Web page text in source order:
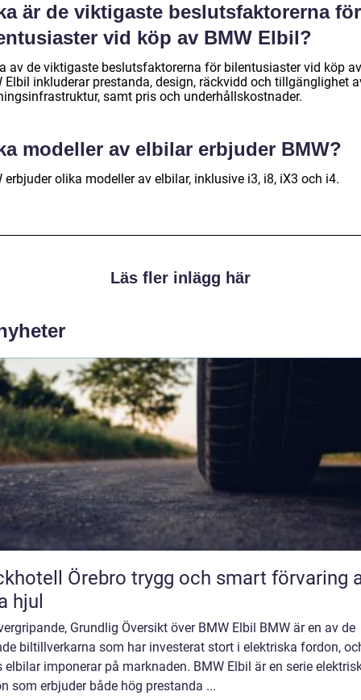
är de viktigaste beslutsfaktorerna för
vid köp av BMW Elbil?
av de viktigaste beslutsfaktorerna för bilentusiaster vid köp av
Elbil inkluderar prestanda, design, räckvidd och tillgänglighet
samt pris och underhållskostnader.
modeller av elbilar erbjuder BMW?
erbjuder olika modeller av elbilar, inklusive i3, i8, iX3 och i4.
Läs fler inlägg här
Örebro trygg och smart förvaring av
hjul
Grundlig Översikt över BMW Elbil BMW är en av de
biltillverkarna som har investerat stort i elektriska fordon,
elbilar imponerar på marknaden. BMW Elbil är en serie
som erbjuder både hög prestanda ...